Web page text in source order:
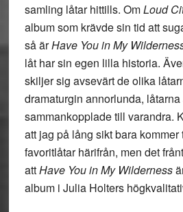
samling låtar hittills. OmLoud
album som krävde sin tid att
så ärHave You in My
låt har sin egen lilla historia.
skiljer sig avsevärt de olika
dramaturgin annorlunda,
sammankopplade till varandra.
att jag på lång sikt bara
favoritlåtar härifrån, men det
attHave You in My Wilderness
album i Julia Holters